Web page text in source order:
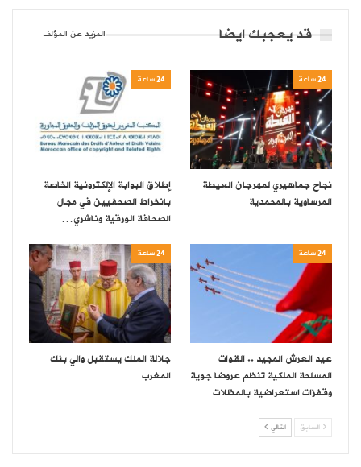
قد يعجبك ايضا المزيد عن المؤلف
24 ساعة
نجاح جماهيري لمهرجان العيطة
المرساوية بالمحمدية
24 ساعة
إطلاق البوابة الإلكترونية الخاصة
بانخراط الصحفيين في مجال
الصحافة الورقية وناشري…
24 ساعة
عيد العرش المجيد .. القوات
المسلحة الملكية تنظم عروضا جوية
وقفزات استعراضية بالمظلات
24 ساعة
جلالة الملك يستقبل والي بنك
المغرب
السابق التالي